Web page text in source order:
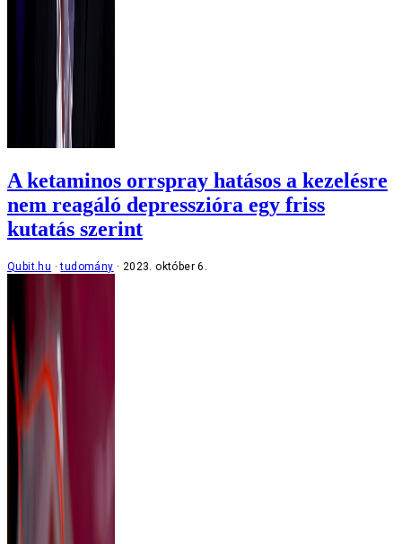
A ketaminos orrspray hatásos a kezelésre
nem reagáló depresszióra egy friss
kutatás szerint
Qubit.hu tudomány 2023. október 6.